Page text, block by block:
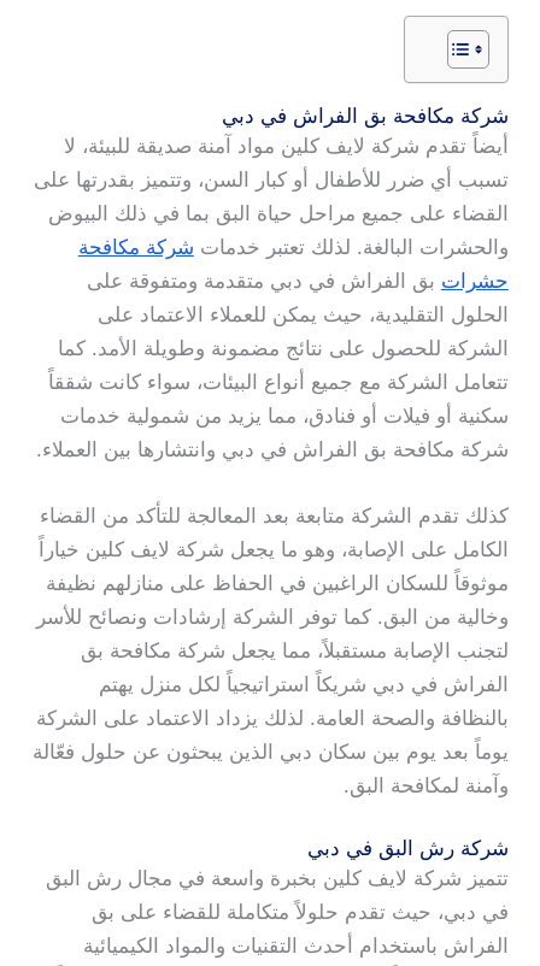
شركة مكافحة بق الفراش في دبي
أيضاً تقدم شركة لايف كلين مواد آمنة صديقة للبيئة، لا
تسبب أي ضرر للأطفال أو كبار السن، وتتميز بقدرتها على
القضاء على جميع مراحل حياة البق بما في ذلك البيوض
والحشرات البالغة. لذلك تعتبر خدمات شركة مكافحة
حشرات بق الفراش في دبي متقدمة ومتفوقة على
الحلول التقليدية، حيث يمكن للعملاء الاعتماد على
الشركة للحصول على نتائج مضمونة وطويلة الأمد. كما
تتعامل الشركة مع جميع أنواع البيئات، سواء كانت شققاً
سكنية أو فيلات أو فنادق، مما يزيد من شمولية خدمات
شركة مكافحة بق الفراش في دبي وانتشارها بين العملاء.
كذلك تقدم الشركة متابعة بعد المعالجة للتأكد من القضاء
الكامل على الإصابة، وهو ما يجعل شركة لايف كلين خياراً
موثوقاً للسكان الراغبين في الحفاظ على منازلهم نظيفة
وخالية من البق. كما توفر الشركة إرشادات ونصائح للأسر
لتجنب الإصابة مستقبلاً، مما يجعل شركة مكافحة بق
الفراش في دبي شريكاً استراتيجياً لكل منزل يهتم
بالنظافة والصحة العامة. لذلك يزداد الاعتماد على الشركة
يوماً بعد يوم بين سكان دبي الذين يبحثون عن حلول فعّالة
وآمنة لمكافحة البق.
شركة رش البق في دبي
تتميز شركة لايف كلين بخبرة واسعة في مجال رش البق
في دبي، حيث تقدم حلولاً متكاملة للقضاء على بق
الفراش باستخدام أحدث التقنيات والمواد الكيميائية